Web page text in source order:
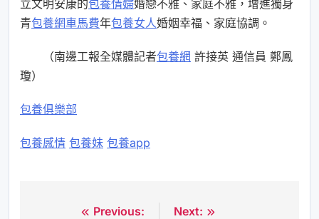
立文明安康的包養情婦婚戀不雅、家庭不雅，增進獨身
青包養網車馬費年包養女人婚姻幸福、家庭協調。
（南邊工報全媒體記者包養網 許接英 通信員 鄭鳳
瓊）
包養俱樂部
包養感情 包養妹 包養app
Previous:
Next: